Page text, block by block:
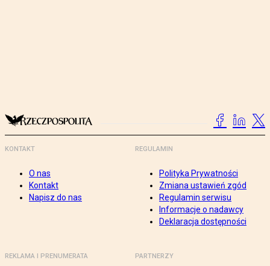
KONTAKT
O nas
Kontakt
Napisz do nas
REGULAMIN
Polityka Prywatności
Zmiana ustawień zgód
Regulamin serwisu
Informacje o nadawcy
Deklaracja dostępności
REKLAMA I PRENUMERATA PARTNERZY